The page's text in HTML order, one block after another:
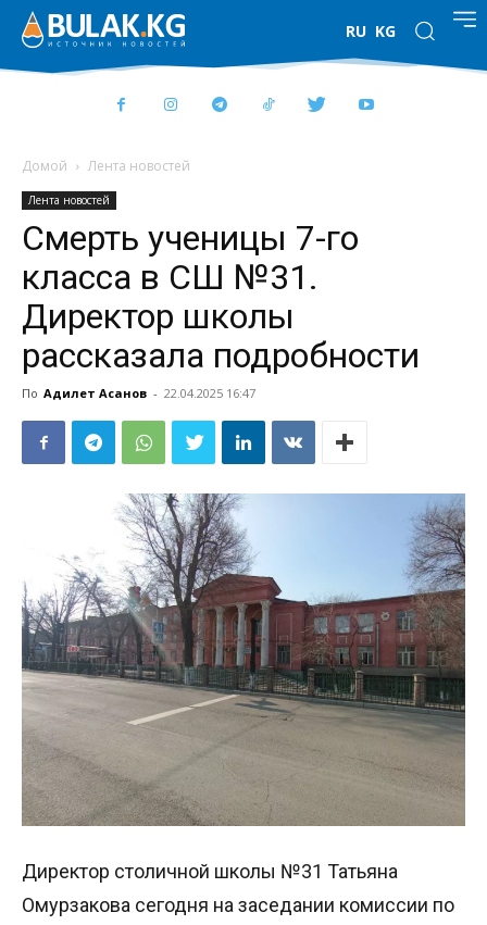
RU KG
Домой Лента новостей
Лента новостей
Смерть ученицы 7-го
класса в СШ №31.
Директор школы
рассказала подробности
По Адилет Асанов - 22.04.2025 16:47
Директор столичной школы №31 Татьяна
Омурзакова сегодня на заседании комиссии по